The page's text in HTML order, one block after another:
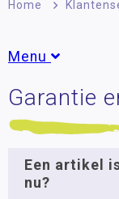
Home >
Menu
Betalen
Garantie en
Bestellen en
Gegevens en
Garantie
Een artikel
nu?